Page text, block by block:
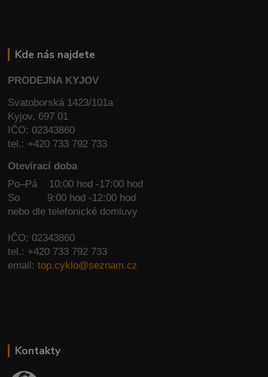
Kde nás najdete
PRODEJNA KYJOV
Svatoborská 1423/101a
Kyjov, 697 01
IČO: 02343860
tel.: +420 733 792 733
Otevírací doba
Po–Pá 10:00 hod -17:00 hod
So
9:00 hod -12:00 hod
nebo dle telefonické domluvy
IČO: 02343860
tel.: +420 733 792 733
email:top.cyklo@seznam.cz
Kontakty